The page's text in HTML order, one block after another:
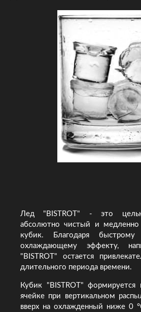
Лед "BISTROT" - это
абсолютно чистый и
кубик. Благодаря
охлаждающему эффекту,
"BISTROT" остается
длительного периода времени.
Кубик "BISTROT" формируется
ячейке при вертикальном
вверх на охлажденный ниже 0